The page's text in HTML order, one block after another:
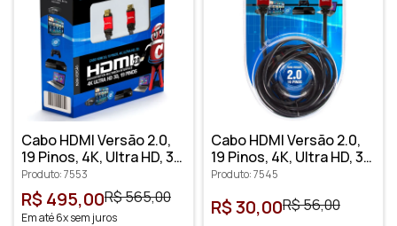
Cabo HDMI Versão 2.0,
19 Pinos, 4K, Ultra HD, 3D
- 30 metros
Produto: 7553
R$ 495,00R$ 565,00
Em até 6x sem juros
Cabo HDMI Versão 2.0,
19 Pinos, 4K, Ultra HD, 3D
- 3 metros
Produto: 7545
R$ 30,00R$ 56,00